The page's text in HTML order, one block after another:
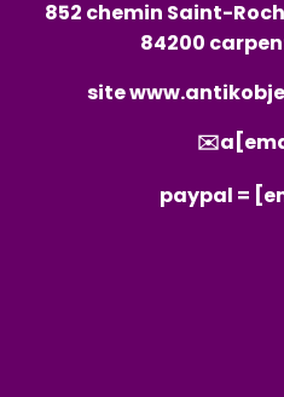
852 chemin Saint-
84200
site
✉️a
paypal =